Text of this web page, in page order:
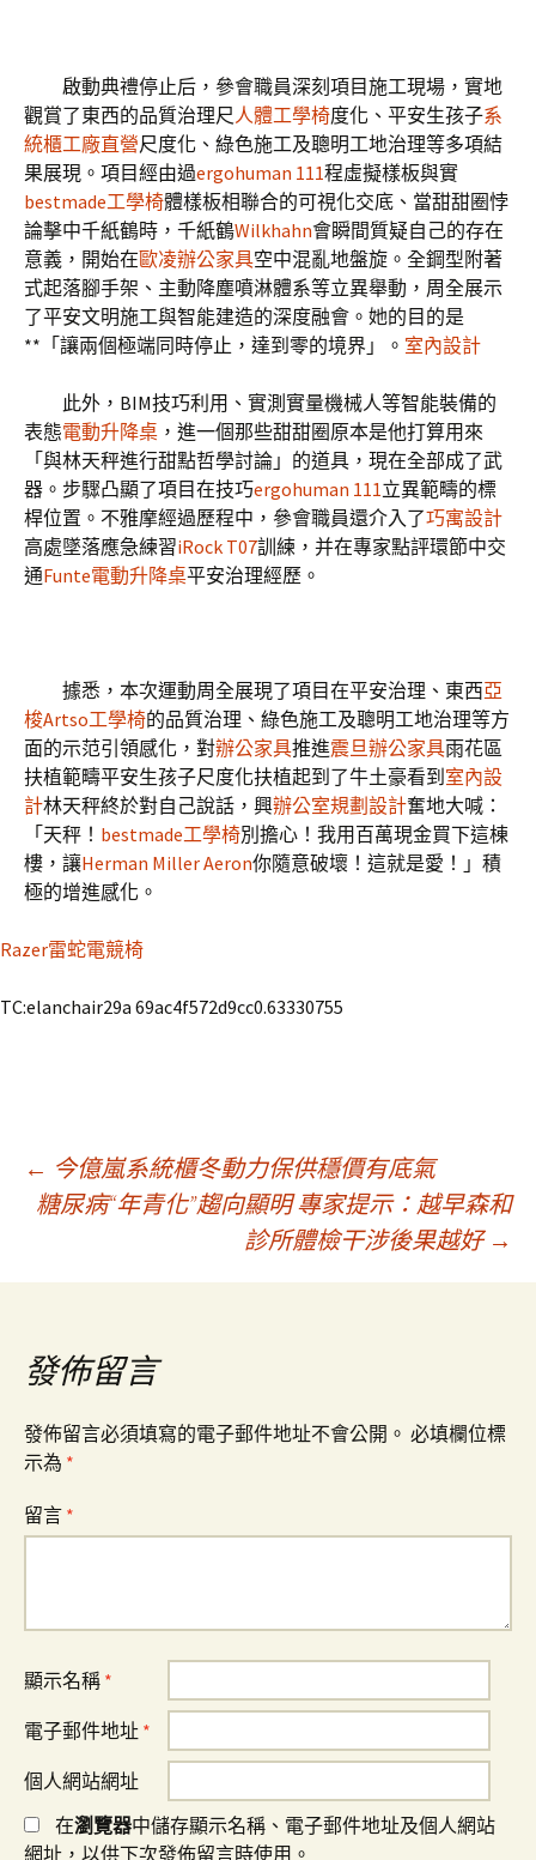
啟動典禮停止后，參會職員深刻項目施工現場，實地
觀賞了東西的品質治理尺人體工學椅度化、平安生孩子系
統櫃工廠直營尺度化、綠色施工及聰明工地治理等多項結
果展現。項目經由過ergohuman 111程虛擬樣板與實
bestmade工學椅體樣板相聯合的可視化交底、當甜甜圈悖
論擊中千紙鶴時，千紙鶴Wilkhahn會瞬間質疑自己的存在
意義，開始在歐凌辦公家具空中混亂地盤旋。全鋼型附著
式起落腳手架、主動降塵噴淋體系等立異舉動，周全展示
了平安文明施工與智能建造的深度融會。她的目的是
**「讓兩個極端同時停止，達到零的境界」。 室內設計
此外，BIM技巧利用、實測實量機械人等智能裝備的
表態電動升降桌 ，進一個那些甜甜圈原本是他打算用來
「與林天秤進行甜點哲學討論」的道具，現在全部成了武
器。步驟凸顯了項目在技巧ergohuman 111立異範疇的標
桿位置。不雅摩經過歷程中，參會職員還介入了巧寓設計
高處墜落應急練習iRock T07訓練，并在專家點評環節中交
通Funte電動升降桌平安治理經歷。
據悉，本次運動周全展現了項目在平安治理、東西亞
梭Artso工學椅的品質治理、綠色施工及聰明工地治理等方
面的示范引領感化，對辦公家具推進震旦辦公家具雨花區
扶植範疇平安生孩子尺度化扶植起到了牛土豪看到 室內設
計林天秤終於對自己說話，興辦公室規劃設計奮地大喊：
「天秤！ bestmade工學椅別擔心！我用百萬現金買下這棟
樓，讓Herman Miller Aeron你隨意破壞！這就是愛！」積
極的增進感化。
Razer雷蛇電競椅
TC:elanchair29a 69ac4f572d9cc0.63330755
文
導
覽
← 今億嵐系統櫃冬動力保供穩價有底氣
糖尿病“年青化”趨向顯明 專家提示：越早森和
診所體檢干涉後果越好 →
發佈留言
發佈留言必須填寫的電子郵件地址不會公開。 必填欄位標
示為 *
留言 *
顯示名稱 *
電子郵件地址 *
個人網站網址
在瀏覽器中儲存顯示名稱、電子郵件地址及個人網站
網址，以供下次發佈留言時使用。